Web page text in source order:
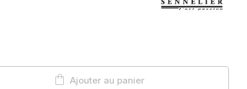
shopping_bag Ajouter au panier